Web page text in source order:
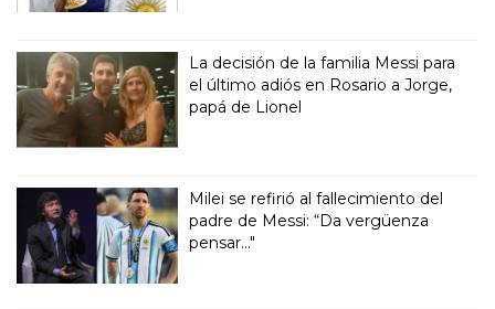
La decisión de la familia Messi para
el último adiós en Rosario a Jorge,
papá de Lionel
Milei se refirió al fallecimiento del
padre de Messi: “Da vergüenza
pensar..."